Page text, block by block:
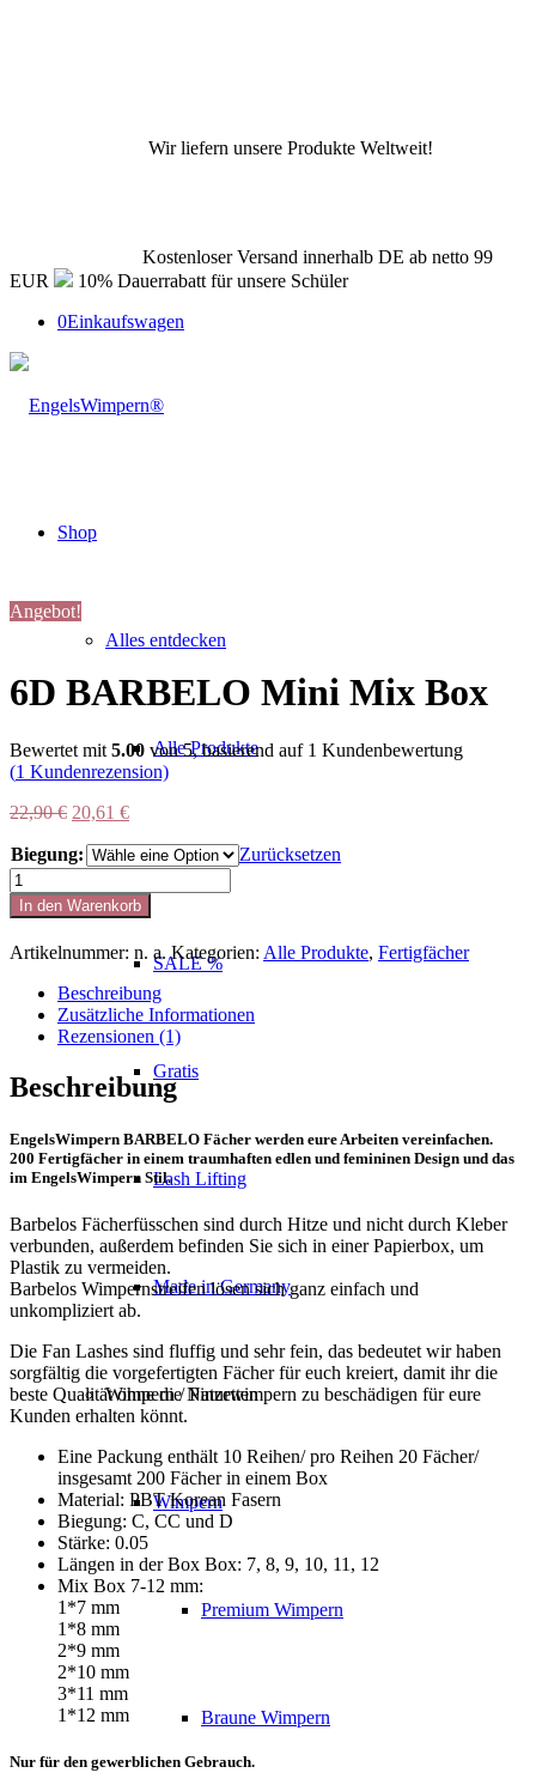
Wir liefern unsere Produkte Weltweit!
Kostenloser Versand innerhalb DE ab netto 99
EUR
10% Dauerrabatt für unsere Schüler
0Einkaufswagen
Shop
Alles entdecken
Alle Produkte
EXIT
SALE %
Gratis
Lash Lifting
Made in Germany
Wimpern / Pinzetten
Wimpern
Premium Wimpern
Braune Wimpern
Angebot!
6D BARBELO Mini Mix Box
Bewertet mit 5.00 von 5, basierend auf 1 Kundenbewertung
(1 Kundenrezension)
22,90€ Ursprünglicher
war:
22,90 €
20,61 €Aktueller
ist:
20,61 €.
Biegung:
Zurücksetzen
6D
BARBELO
Mini
Mix
Box
Menge
In den Warenkorb
Artikelnummer: n. a. Kategorien: Alle Produkte, Fertigfächer
Beschreibung
Zusätzliche Informationen
Rezensionen (1)
Beschreibung
EngelsWimpern BARBELO Fächer werden eure Arbeiten vereinfachen.
200 Fertigfächer in einem traumhaften edlen und femininen Design und das
im EngelsWimpern Stil.
Barbelos Fächerfüsschen sind durch Hitze und nicht durch Kleber
verbunden, außerdem befinden Sie sich in einer Papierbox, um
Plastik zu vermeiden.
Barbelos Wimpernstreifen lösen sich ganz einfach und
unkompliziert ab.
Die Fan Lashes sind fluffig und sehr fein, das bedeutet wir haben
sorgfältig die vorgefertigten Fächer für euch kreiert, damit ihr die
beste Qualität ohne die Naturwimpern zu beschädigen für eure
Kunden erhalten könnt.
Eine Packung enthält 10 Reihen/ pro Reihen 20 Fächer/
insgesamt 200 Fächer in einem Box
Material: PBT Korean Fasern
Biegung: C, CC und D
Stärke: 0.05
Längen in der Box Box: 7, 8, 9, 10, 11, 12
Mix Box 7-12 mm:
1*7 mm
1*8 mm
2*9 mm
2*10 mm
3*11 mm
1*12 mm
Nur für den gewerblichen Gebrauch.